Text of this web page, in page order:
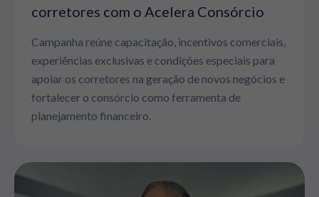
corretores com o Acelera Consórcio
Campanha reúne capacitação, incentivos comerciais,
experiências exclusivas e condições especiais para
apoiar os corretores na geração de novos negócios e
fortalecer o consórcio como ferramenta de
planejamento financeiro.